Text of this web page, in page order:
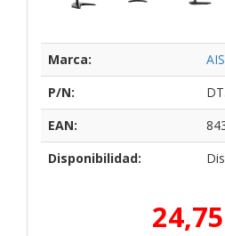
Marca:
P/N:
EAN:
Disponibilidad: